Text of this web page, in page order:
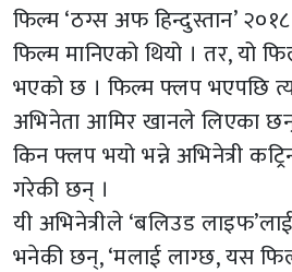
फिल्म ‘ठग्स अफ हिन्दुस्तान’
फिल्म मानिएको थियो । तर, यो
भएको छ । फिल्म फ्लप भएपछि
अभिनेता आमिर खानले लिएका
किन फ्लप भयो भन्ने अभिनेत्री
गरेकी छन् ।
यी अभिनेत्रीले ‘बलिउड
भनेकी छन्, ‘मलाई लाग्छ, यस